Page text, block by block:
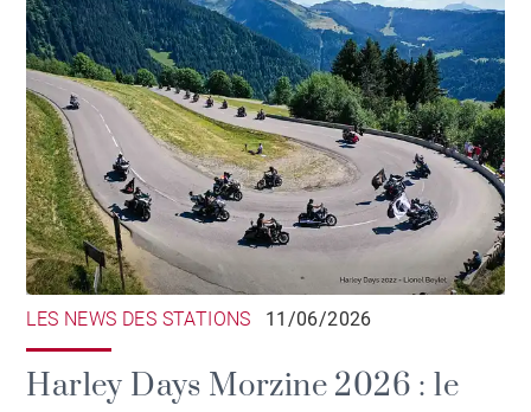
LES NEWS DES STATIONS 11/06/2026
Harley Days Morzine 2026 : le